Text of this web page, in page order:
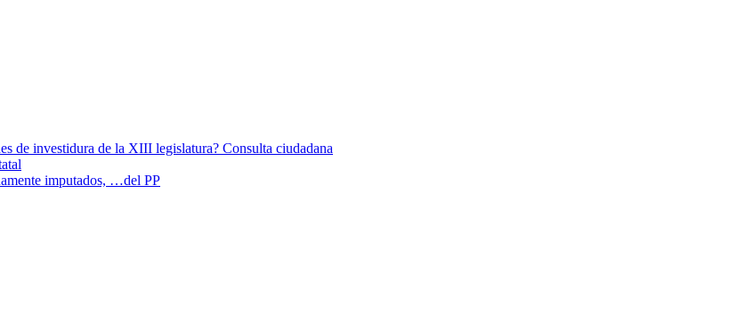
de investidura de la XIII legislatura? Consulta ciudadana
imputados, …del PP